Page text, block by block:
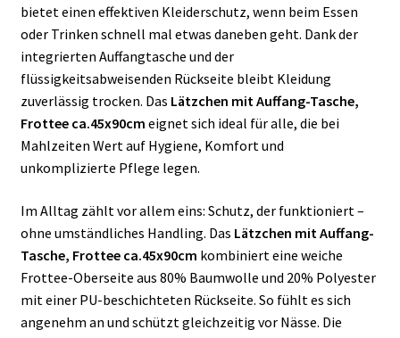
bietet einen effektiven Kleiderschutz, wenn beim Essen
oder Trinken schnell mal etwas daneben geht. Dank der
integrierten Auffangtasche und der
flüssigkeitsabweisenden Rückseite bleibt Kleidung
zuverlässig trocken. Das Lätzchen mit Auffang-Tasche,
Frottee ca.45x90cm eignet sich ideal für alle, die bei
Mahlzeiten Wert auf Hygiene, Komfort und
unkomplizierte Pflege legen.
Im Alltag zählt vor allem eins: Schutz, der funktioniert –
ohne umständliches Handling. Das Lätzchen mit Auffang-
Tasche, Frottee ca.45x90cm kombiniert eine weiche
Frottee-Oberseite aus 80% Baumwolle und 20% Polyester
mit einer PU-beschichteten Rückseite. So fühlt es sich
angenehm an und schützt gleichzeitig vor Nässe. Die